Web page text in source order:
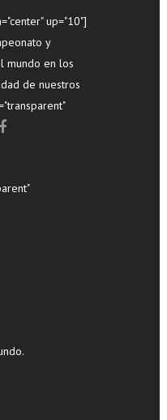
up="10"]
y
mundo en los
de nuestros